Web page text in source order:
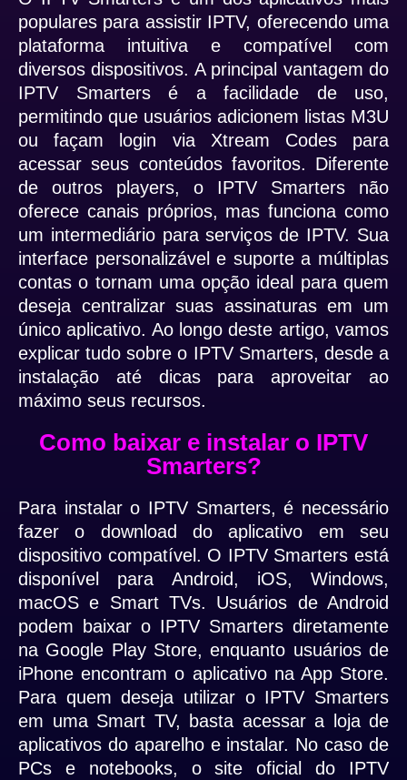
populares para assistir IPTV, oferecendo uma
plataforma intuitiva e compatível com
diversos dispositivos. A principal vantagem do
IPTV Smarters é a facilidade de uso,
permitindo que usuários adicionem listas M3U
ou façam login via Xtream Codes para
acessar seus conteúdos favoritos. Diferente
de outros players, o IPTV Smarters não
oferece canais próprios, mas funciona como
um intermediário para serviços de IPTV. Sua
interface personalizável e suporte a múltiplas
contas o tornam uma opção ideal para quem
deseja centralizar suas assinaturas em um
único aplicativo. Ao longo deste artigo, vamos
explicar tudo sobre o IPTV Smarters, desde a
instalação até dicas para aproveitar ao
máximo seus recursos.
Como baixar e instalar o IPTV
Smarters?
Para instalar o IPTV Smarters, é necessário
fazer o download do aplicativo em seu
dispositivo compatível. O IPTV Smarters está
disponível para Android, iOS, Windows,
macOS e Smart TVs. Usuários de Android
podem baixar o IPTV Smarters diretamente
na Google Play Store, enquanto usuários de
iPhone encontram o aplicativo na App Store.
Para quem deseja utilizar o IPTV Smarters
em uma Smart TV, basta acessar a loja de
aplicativos do aparelho e instalar. No caso de
PCs e notebooks, o site oficial do IPTV